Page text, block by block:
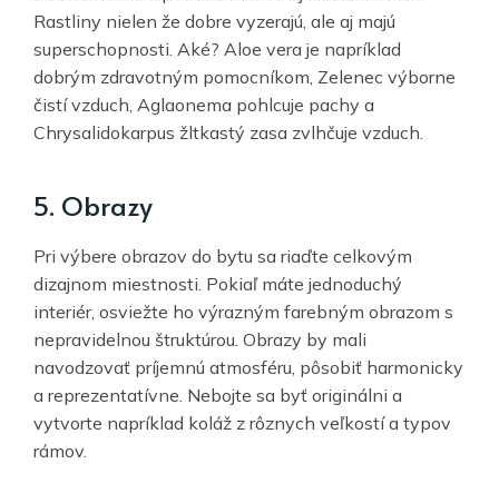
Rastliny nielen že dobre vyzerajú, ale aj majú
superschopnosti. Aké? Aloe vera je napríklad
dobrým zdravotným pomocníkom, Zelenec výborne
čistí vzduch, Aglaonema pohlcuje pachy a
Chrysalidokarpus žltkastý zasa zvlhčuje vzduch.
5. Obrazy
Pri výbere obrazov do bytu sa riaďte celkovým
dizajnom miestnosti. Pokiaľ máte jednoduchý
interiér, osviežte ho výrazným farebným obrazom s
nepravidelnou štruktúrou. Obrazy by mali
navodzovať príjemnú atmosféru, pôsobiť harmonicky
a reprezentatívne. Nebojte sa byť originálni a
vytvorte napríklad koláž z rôznych veľkostí a typov
rámov.